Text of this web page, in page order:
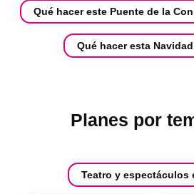
Qué hacer este Puente de la
Qué hacer esta
Planes por
Teatro y espectáculos